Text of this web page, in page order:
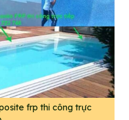
frp thi công trực